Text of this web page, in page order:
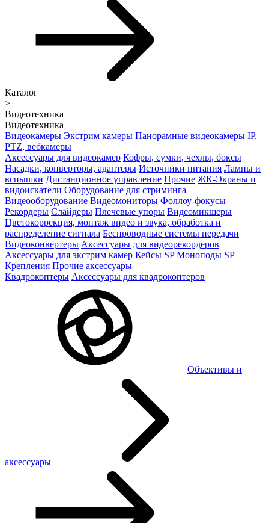
Каталог
>
Видеотехника
Видеотехника
Видеокамеры Экстрим камеры Панорамные видеокамеры IP,
PTZ, вебкамеры
Аксессуары для видеокамер Кофры, сумки, чехлы, боксы
Насадки, конверторы, адаптеры Источники питания Лампы и
вспышки Дистанционное управление Прочие ЖК-Экраны и
видоискатели Оборудование для стриминга
Видеооборудование Видеомониторы Фоллоу-фокусы
Рекордеры Слайдеры Плечевые упоры Видеомикшеры
Цветокоррекция, монтаж видео и звука, обработка и
распределение сигнала Беспроводные системы передачи
Видеоконвертеры Аксессуары для видеорекордеров
Аксессуары для экстрим камер Кейсы SP Моноподы SP
Крепления Прочие аксессуары
Квадрокоптеры Аксессуары для квадрокоптеров
Объективы и
аксессуары